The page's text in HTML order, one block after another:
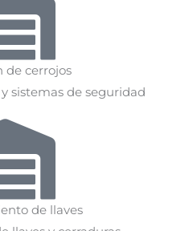
de cerrojos
sistemas de seguridad
de llaves